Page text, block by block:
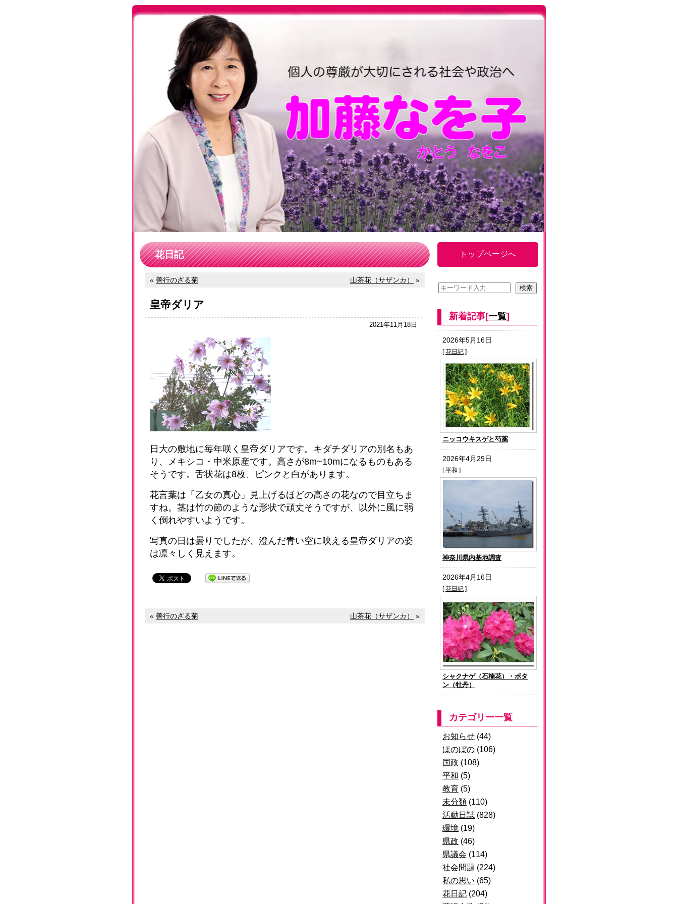
花日記
« 善行のざる菊 山茶花（サザンカ） »
皇帝ダリア
2021年11月18日
日大の敷地に毎年咲く皇帝ダリアです。キダチダリアの別名もあ
り、メキシコ・中米原産です。高さが8m~10mになるものもある
そうです。 舌状花は8枚、ピンクと白があります。
花言葉は「乙女の真心」見上げるほどの高さの花なので目立ちま
すね。茎は竹の節のような形状で頑丈そうですが、以外に風に弱
く倒れやすいようです。
写真の日は曇りでしたが、澄んだ青い空に映える皇帝ダリアの姿
は凛々しく見えます。
« 善行のざる菊 山茶花（サザンカ） »
トップページへ
新着記事[一覧]
2026年5月16日
[花日記 ]
ニッコウキスゲと芍薬
2026年4月29日
[平和 ]
神奈川県内基地調査
2026年4月16日
[花日記 ]
シャクナゲ（石楠花）・ボタ
ン（牡丹）
カテゴリー一覧
お知らせ (44)
ほのぼの (106)
国政 (108)
平和 (5)
教育 (5)
未分類 (110)
活動日誌 (828)
環境 (19)
県政 (46)
県議会 (114)
社会問題 (224)
私の思い (65)
花日記 (204)